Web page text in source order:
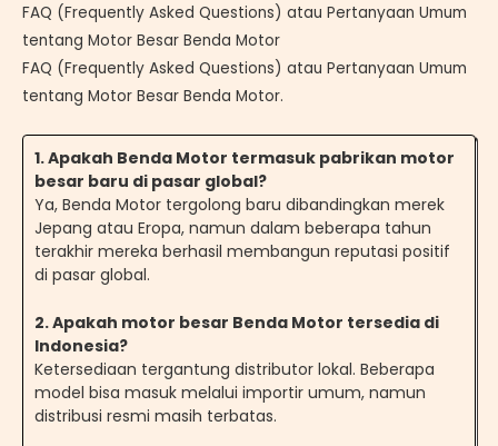
FAQ (Frequently Asked Questions) atau Pertanyaan Umum
tentang Motor Besar Benda Motor
FAQ (Frequently Asked Questions) atau Pertanyaan Umum
tentang Motor Besar Benda Motor.
1. Apakah Benda Motor termasuk pabrikan motor
besar baru di pasar global?
Ya, Benda Motor tergolong baru dibandingkan merek
Jepang atau Eropa, namun dalam beberapa tahun
terakhir mereka berhasil membangun reputasi positif
di pasar global.
2. Apakah motor besar Benda Motor tersedia di
Indonesia?
Ketersediaan tergantung distributor lokal. Beberapa
model bisa masuk melalui importir umum, namun
distribusi resmi masih terbatas.